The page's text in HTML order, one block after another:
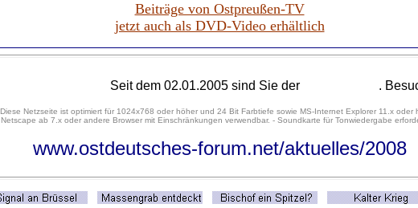
Beiträge von Ostpreußen-TV
jetzt auch als DVD-Video erhältlich
Seit dem 02.01.2005 sind Sie der .
Diese Netzseite ist optimiert für 1024x768 oder höher und 24 Bit Farbtiefe sowie MS-Internet Explorer 11.x oder
Netscape ab 7.x oder andere Browser mit Einschränkungen verwendbar. - Soundkarte für Tonwiedergabe
www.ostdeutsches-forum.net/aktuelles/2008